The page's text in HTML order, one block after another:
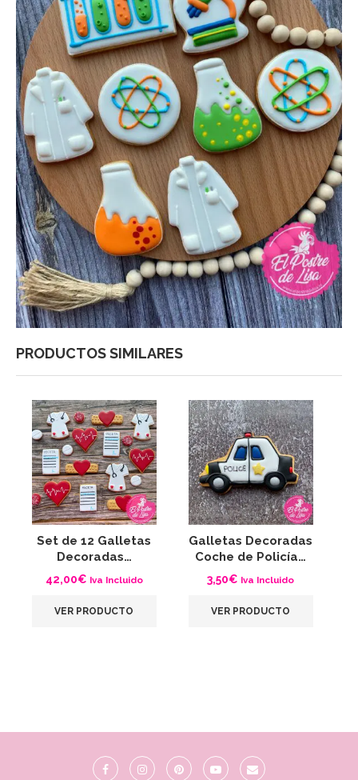
PRODUCTOS SIMILARES
Set de 12 Galletas
Decoradas…
42,00€ Iva Incluido
VER PRODUCTO
Galletas Decoradas
Coche de Policía…
3,50€ Iva Incluido
VER PRODUCTO